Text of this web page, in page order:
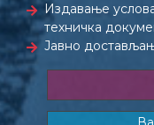
Издавање
техничка
Јавно